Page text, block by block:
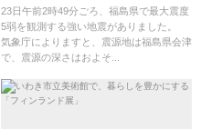
し
23日午前2時49分ごろ、福島県で最大震度
5弱を観測する強い地震がありました。
気象庁によりますと、震源地は福島県会津
で、震源の深さはおよそ...